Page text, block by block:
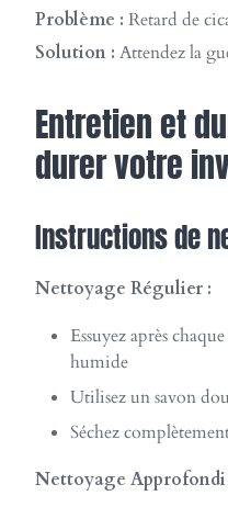
Problème : Retard de
Solution : Attendez la
Entretien et
durer votre
Instructions de
Nettoyage Régulier :
Essuyez après
humide
Utilisez un savon
Séchez
Nettoyage Approfondi